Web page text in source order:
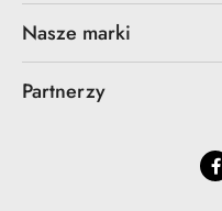
Nasze marki
Partnerzy